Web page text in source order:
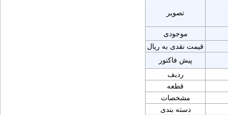
تصویر
موجودی
قیمت نقدی به ریال
پیش فاکتور
ردیف
قطعه
مشخصات
دسته بندی